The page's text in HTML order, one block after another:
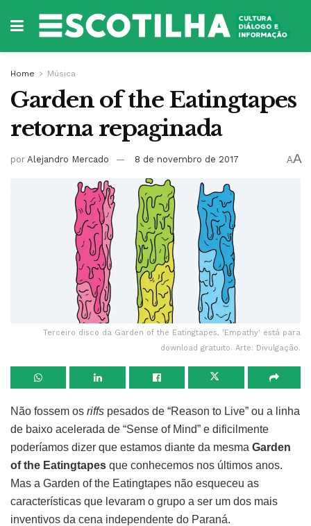
Home Música
Garden of the Eatingtapes
retorna repaginada
por Alejandro Mercado 8 de novembro de 2017 AA
Terceiro disco da Garden of the Eatingtapes, 'Empathy' está para
download gratuito. Arte: Divulgação.
Não fossem os riffs pesados de “Reason to Live” ou a linha
de baixo acelerada de “Sense of Mind” e dificilmente
poderíamos dizer que estamos diante da mesma Garden
of the Eatingtapes que conhecemos nos últimos anos.
Mas a Garden of the Eatingtapes não esqueceu as
características que levaram o grupo a ser um dos mais
inventivos da cena independente do Paraná.